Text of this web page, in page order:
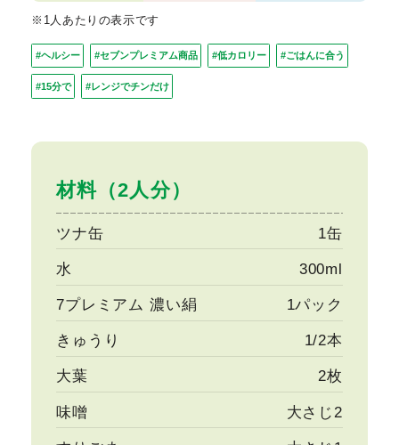
材料（2人分）
ツナ缶 1缶
水 300ml
7プレミアム 濃い絹 1パック
きゅうり 1/2本
大葉 2枚
味噌 大さじ2
※1人あたりの表示です
#ヘルシー #セブンプレミアム商品 #低カロリー #ごはんに合う
#15分で #レンジでチンだけ